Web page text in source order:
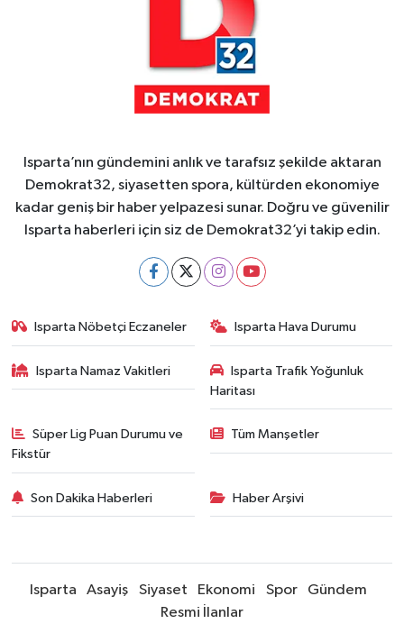
Isparta’nın gündemini anlık ve tarafsız şekilde aktaran
Demokrat32, siyasetten spora, kültürden ekonomiye
kadar geniş bir haber yelpazesi sunar. Doğru ve güvenilir
Isparta haberleri için siz de Demokrat32’yi takip edin.
Isparta Nöbetçi Eczaneler Isparta Hava Durumu
Isparta Namaz Vakitleri
Isparta Trafik Yoğunluk
Haritası
Süper Lig Puan Durumu ve
Fikstür
Tüm Manşetler
Son Dakika Haberleri Haber Arşivi
Isparta Asayiş Siyaset Ekonomi Spor
Gündem
Resmi İlanlar